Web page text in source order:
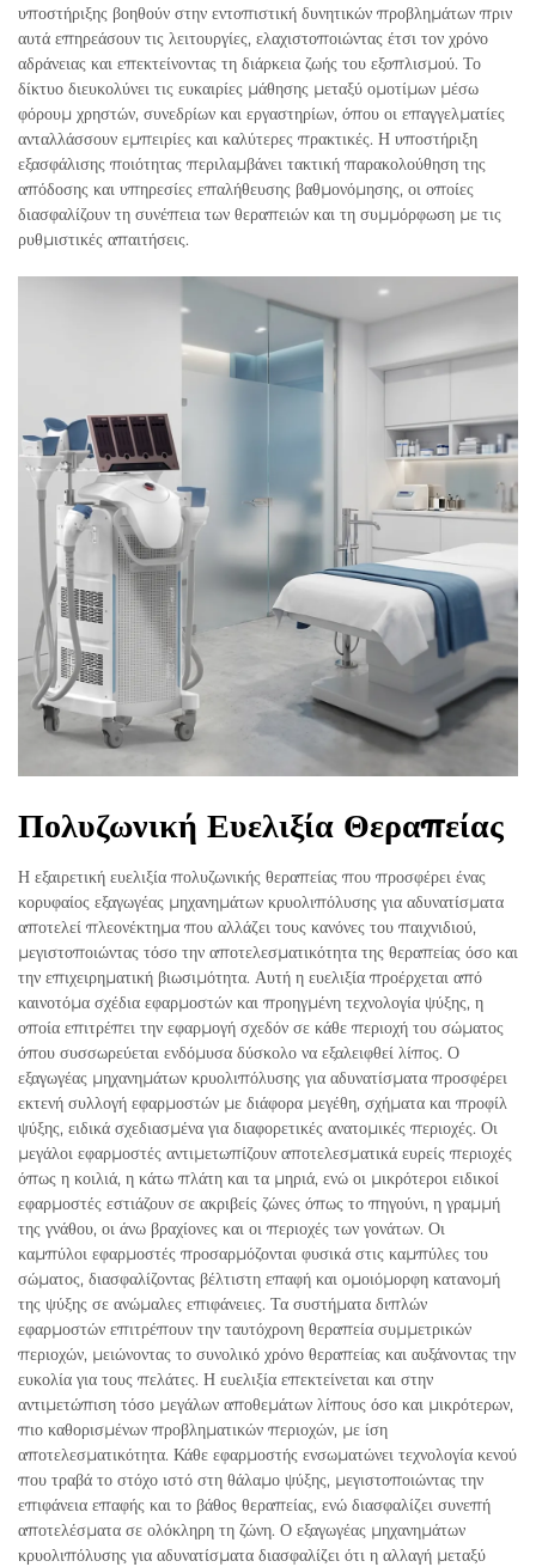
υποστήριξης βοηθούν στην εντοπιστική δυνητικών προβλημάτων πριν
αυτά επηρεάσουν τις λειτουργίες, ελαχιστοποιώντας έτσι τον χρόνο
αδράνειας και επεκτείνοντας τη διάρκεια ζωής του εξοπλισμού. Το
δίκτυο διευκολύνει τις ευκαιρίες μάθησης μεταξύ ομοτίμων μέσω
φόρουμ χρηστών, συνεδρίων και εργαστηρίων, όπου οι επαγγελματίες
ανταλλάσσουν εμπειρίες και καλύτερες πρακτικές. Η υποστήριξη
εξασφάλισης ποιότητας περιλαμβάνει τακτική παρακολούθηση της
απόδοσης και υπηρεσίες επαλήθευσης βαθμονόμησης, οι οποίες
διασφαλίζουν τη συνέπεια των θεραπειών και τη συμμόρφωση με τις
ρυθμιστικές απαιτήσεις.
Πολυζωνική Ευελιξία Θεραπείας
Η εξαιρετική ευελιξία πολυζωνικής θεραπείας που προσφέρει ένας
κορυφαίος εξαγωγέας μηχανημάτων κρυολιπόλυσης για αδυνατίσματα
αποτελεί πλεονέκτημα που αλλάζει τους κανόνες του παιχνιδιού,
μεγιστοποιώντας τόσο την αποτελεσματικότητα της θεραπείας όσο και
την επιχειρηματική βιωσιμότητα. Αυτή η ευελιξία προέρχεται από
καινοτόμα σχέδια εφαρμοστών και προηγμένη τεχνολογία ψύξης, η
οποία επιτρέπει την εφαρμογή σχεδόν σε κάθε περιοχή του σώματος
όπου συσσωρεύεται ενδόμυσα δύσκολο να εξαλειφθεί λίπος. Ο
εξαγωγέας μηχανημάτων κρυολιπόλυσης για αδυνατίσματα προσφέρει
εκτενή συλλογή εφαρμοστών με διάφορα μεγέθη, σχήματα και προφίλ
ψύξης, ειδικά σχεδιασμένα για διαφορετικές ανατομικές περιοχές. Οι
μεγάλοι εφαρμοστές αντιμετωπίζουν αποτελεσματικά ευρείς περιοχές
όπως η κοιλιά, η κάτω πλάτη και τα μηριά, ενώ οι μικρότεροι ειδικοί
εφαρμοστές εστιάζουν σε ακριβείς ζώνες όπως το πηγούνι, η γραμμή
της γνάθου, οι άνω βραχίονες και οι περιοχές των γονάτων. Οι
καμπύλοι εφαρμοστές προσαρμόζονται φυσικά στις καμπύλες του
σώματος, διασφαλίζοντας βέλτιστη επαφή και ομοιόμορφη κατανομή
της ψύξης σε ανώμαλες επιφάνειες. Τα συστήματα διπλών
εφαρμοστών επιτρέπουν την ταυτόχρονη θεραπεία συμμετρικών
περιοχών, μειώνοντας το συνολικό χρόνο θεραπείας και αυξάνοντας την
ευκολία για τους πελάτες. Η ευελιξία επεκτείνεται και στην
αντιμετώπιση τόσο μεγάλων αποθεμάτων λίπους όσο και μικρότερων,
πιο καθορισμένων προβληματικών περιοχών, με ίση
αποτελεσματικότητα. Κάθε εφαρμοστής ενσωματώνει τεχνολογία κενού
που τραβά το στόχο ιστό στη θάλαμο ψύξης, μεγιστοποιώντας την
επιφάνεια επαφής και το βάθος θεραπείας, ενώ διασφαλίζει συνεπή
αποτελέσματα σε ολόκληρη τη ζώνη. Ο εξαγωγέας μηχανημάτων
κρυολιπόλυσης για αδυνατίσματα διασφαλίζει ότι η αλλαγή μεταξύ